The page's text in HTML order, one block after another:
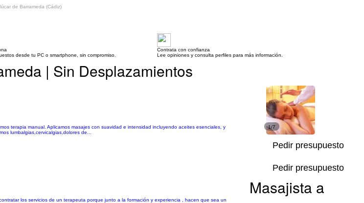
de Barrameda (Cádiz)
desde tu PC o smartphone, sin compromiso.
Contrata con confianza
Lee opiniones y consulta perfiles para más información.
| Sin Desplazamientos
terapia manual. Aplicamos masajes con suavidad e intensidad incluyendo aceites esenciales, y
lumbalgias,cervicalgias,dolores de...
1/7
Pedir presupuesto
los servicios de un terapeuta porque junto a la formación y experiencia , hacen que sea un
Pedir presupuesto
Masajista a